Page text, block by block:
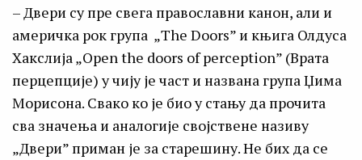
– Двери су пре свега православни канон, али и
америчка рок група „The Doors” и књига Олдуса
Хакслија „Open the doors of perception” (Врата
перцепције) у чију је част и названа група Џима
Морисона. Свако ко је био у стању да прочита
сва значења и аналогије својствене називу
„Двери” приман је за старешину. Не бих да се